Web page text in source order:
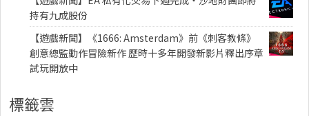
持有九成股份
【遊戲新聞】《1666: Amsterdam》前《刺客教條》
創意總監動作冒險新作 歷時十多年開發新影片釋出序章
試玩開放中
標籤雲